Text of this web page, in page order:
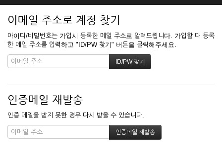
이메일 주소로 계정 찾기
아이디/비밀번호는 가입시 등록한 메일 주소로 알려드립니다. 가입할 때 등록
한 메일 주소를 입력하고 "ID/PW 찾기" 버튼을 클릭해주세요.
인증메일 재발송
인증 메일을 받지 못한 경우 다시 받을 수 있습니다.